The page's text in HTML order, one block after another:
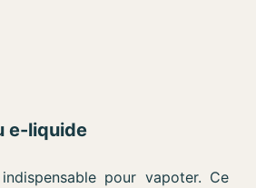
e-liquide
pour vapoter. Ce